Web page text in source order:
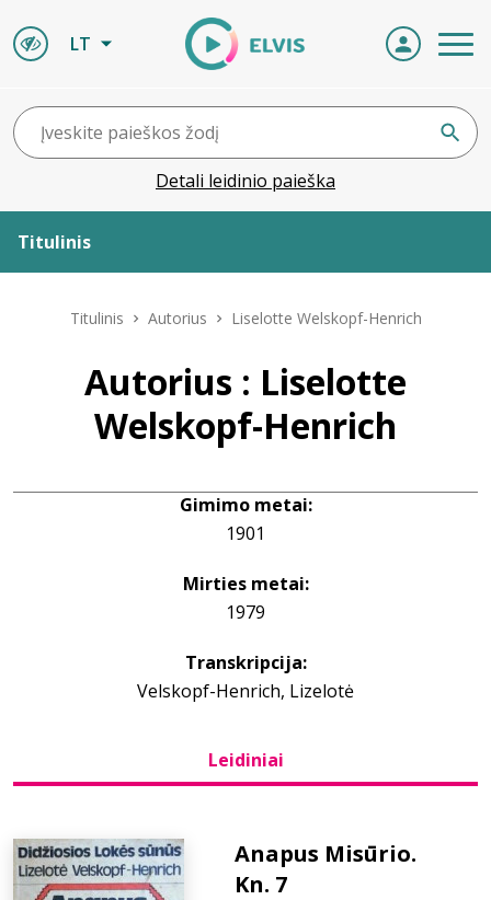
LT
Detali leidinio paieška
Titulinis
Leidiniai
ELVIS atvyksta
Naujienos
+370 667 80 541
Titulinis Autorius Liselotte Welskopf-Henrich
Autorius : Liselotte
Welskopf-Henrich
Gimimo metai:
1901
Mirties metai:
1979
Transkripcija:
Velskopf-Henrich, Lizelotė
Leidiniai
Anapus Misūrio.
Kn. 7